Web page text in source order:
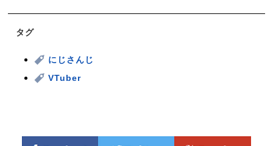
タグ
にじさんじ
VTuber